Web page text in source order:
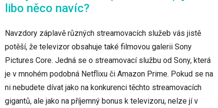
libo něco navíc?
Navzdory záplavě různých streamovacích služeb vás jistě
potěší, že televizor obsahuje také filmovou galerii Sony
Pictures Core. Jedná se o streamovací službu od Sony, která
je v mnohém podobná Netflixu či Amazon Prime. Pokud se na
ni nebudete dívat jako na konkurenci těchto streamovacích
gigantů, ale jako na příjemný bonus k televizoru, nelze jí v